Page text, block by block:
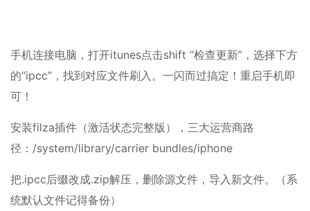
手机连接电脑，打开itunes点击shift “检查更新”，选择下方
的“ipcc”，找到对应文件刷入。一闪而过搞定！重启手机即
可！
安装filza插件（激活状态完整版），三大运营商路
径：/system/library/carrier bundles/iphone
把.ipcc后缀改成.zip解压，删除源文件，导入新文件。（系
统默认文件记得备份）